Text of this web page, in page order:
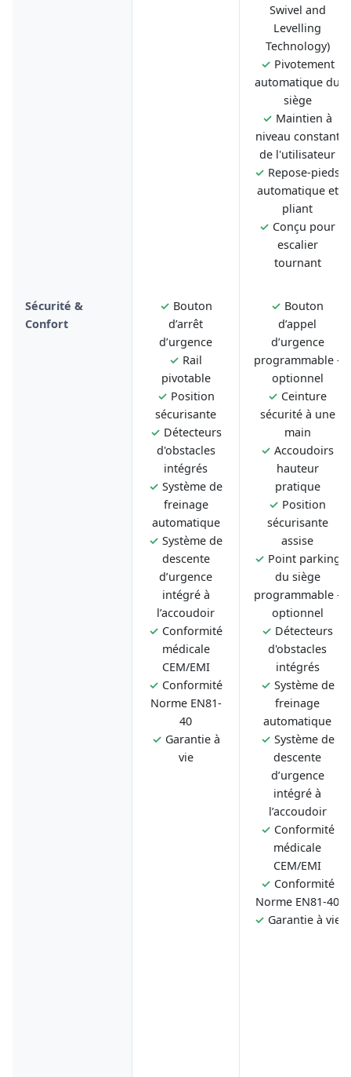
Swivel and
Levelling
Technology)
✓ Pivotement
automatique du
siège
✓ Maintien à
niveau constant
de l'utilisateur
✓ Repose-pieds
automatique et
pliant
✓ Conçu pour
escalier
tournant
Sécurité &
Confort
✓ Bouton
d’arrêt
d’urgence
✓ Rail
pivotable
✓ Position
sécurisante
✓ Détecteurs
d'obstacles
intégrés
✓ Système de
freinage
automatique
✓ Système de
descente
d’urgence
intégré à
l’accoudoir
✓ Conformité
médicale
CEM/EMI
✓ Conformité
Norme EN81-
40
✓ Garantie à
vie
✓ Bouton
d’appel
d’urgence
programmable -
optionnel
✓ Ceinture
sécurité à une
main
✓ Accoudoirs
hauteur
pratique
✓ Position
sécurisante
assise
✓ Point parking
du siège
programmable -
optionnel
✓ Détecteurs
d'obstacles
intégrés
✓ Système de
freinage
automatique
✓ Système de
descente
d’urgence
intégré à
l’accoudoir
✓ Conformité
médicale
CEM/EMI
✓ Conformité
Norme EN81-40
✓ Garantie à vie